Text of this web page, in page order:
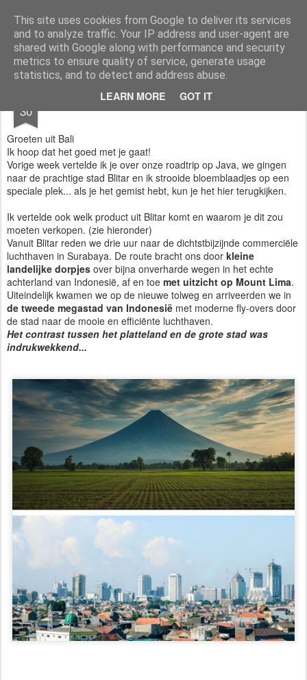
This site uses cookies from Google to deliver its services
and to analyze traffic. Your IP address and user-agent are
shared with Google along with performance and security
metrics to ensure quality of service, generate usage
statistics, and to detect and address abuse.
LEARN MORE GOT IT
AWGifts Nederland Welkom terug bij AWGifts Europe - Uw groothandel in cadeauartikelen die door heel Europa levert. Bij AWGifts zijn we toegewijd om u het beste te bieden op het gebied van cadeauartikelen voor de groothandel, uw klanten te verrassen en uw detailhandel te helpen groeien. De enige groothandel die handgemaakte cadeauartikelen rechtstreeks uit India, Indonesië & China - AND produceert aromatherapie, huisparfumartikelen en badkamergeschenken in onze Britse fabriek.
Home
30 🌏 Geheime Fabriek op Java 🌏
Groeten uit Bali
Ik hoop dat het goed met je gaat!
Vorige week vertelde ik je over onze roadtrip op Java, we gingen
naar de prachtige stad Blitar en ik strooide bloemblaadjes op een
speciale plek... als je het gemist hebt, kun je het hier terugkijken.
Ik vertelde ook welk product uit Blitar komt en waarom je dit zou
moeten verkopen. (zie hieronder)
Vanuit Blitar reden we drie uur naar de dichtstbijzijnde commerciële
luchthaven in Surabaya. De route bracht ons door kleine
landelijke dorpjes over bijna onverharde wegen in het echte
achterland van Indonesië, af en toe met uitzicht op Mount Lima.
Uiteindelijk kwamen we op de nieuwe tolweg en arriveerden we in
de tweede megastad van Indonesië met moderne fly-overs door
de stad naar de mooie en efficiënte luchthaven.
Het contrast tussen het platteland en de grote stad was
indrukwekkend...